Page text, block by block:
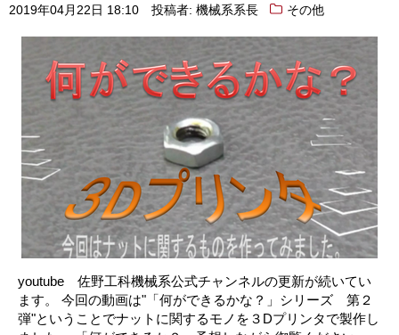
2019年04月22日 18:10 投稿者: 機械系系長 その他
youtube 佐野工科機械系公式チャンネルの更新が続いてい
ます。 今回の動画は"「何ができるかな？」シリーズ 第２
弾"ということでナットに関するモノを３Dプリンタで製作し